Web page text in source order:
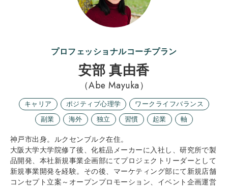
プロフェッショナルコーチプラン
安部 真由香
（Abe Mayuka）
キャリア ポジティブ心理学
ワークライフバランス
副業
海外 独立 習慣 起業 軸
神戸市出身。ルクセンブルク在住。
大阪大学大学院修了後、化粧品メーカーに入社し、研究所で製
品開発、本社新規事業企画部にてプロジェクトリーダーとして
新規事業開発を経験。その後、マーケティング部にて新規店舗
コンセプト立案～オープンプロモーション、イベント企画運営